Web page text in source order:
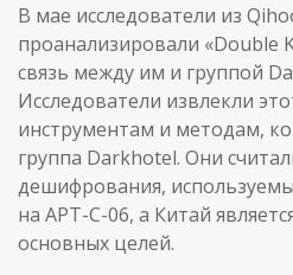
В мае исследователи из
проанализировали «Double
связь между им и группой
Исследователи извлекли
инструментам и методам,
группа Darkhotel. Они
дешифрования,
на APT-C-06, а Китай
основных целей.